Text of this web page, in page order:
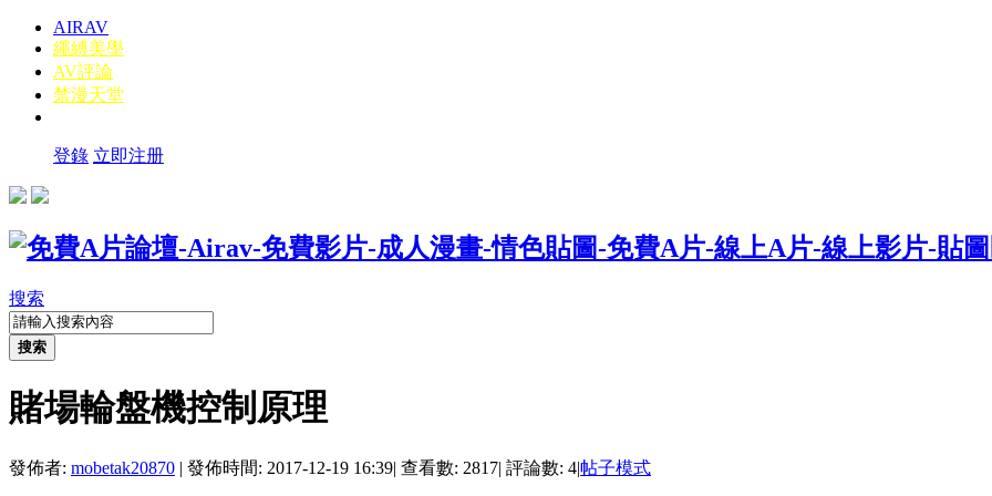
AIRAV
繩縛美學
AV評論
禁漫天堂
登錄 立即注册
搜索
搜索
賭場輪盤機控制原理
發佈者: mobetak20870 | 發佈時間: 2017-12-19 16:39| 查看數: 2817| 評論數: 4|帖子模式